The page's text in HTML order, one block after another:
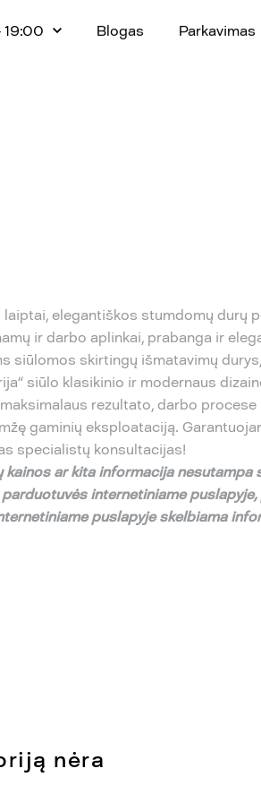
19:00 Blogas Parkavimas
elegantiškos stumdomų durų
ir darbo aplinkai, prabanga ir
siūlomos skirtingų išmatavimų
siūlo klasikinio ir modernaus
rezultato, darbo
gaminių eksploataciją.
specialistų konsultacijas!
kainos ar kita informacija nesutampa
ės internetiniame puslapyje,
puslapyje skelbiama
nėra